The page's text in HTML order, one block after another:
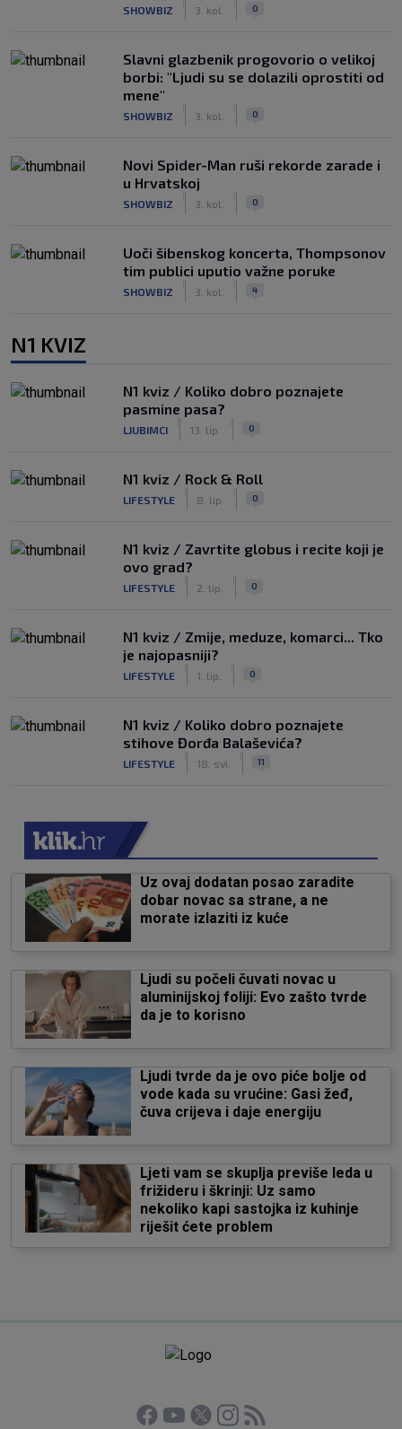
SHOWBIZ 3. kol. 0
Slavni glazbenik progovorio o velikoj
borbi: "Ljudi su se dolazili oprostiti od
mene"
SHOWBIZ 3. kol. 0
Novi Spider-Man ruši rekorde zarade i
u Hrvatskoj
SHOWBIZ 3. kol. 0
Uoči šibenskog koncerta, Thompsonov
tim publici uputio važne poruke
SHOWBIZ 3. kol. 4
N1 KVIZ
N1 kviz / Koliko dobro poznajete
pasmine pasa?
LJUBIMCI 13. lip. 0
N1 kviz / Rock & Roll
LIFESTYLE 8. lip. 0
N1 kviz / Zavrtite globus i recite koji je
ovo grad?
LIFESTYLE 2. lip. 0
N1 kviz / Zmije, meduze, komarci... Tko
je najopasniji?
LIFESTYLE 1. lip. 0
N1 kviz / Koliko dobro poznajete
stihove Đorđa Balaševića?
LIFESTYLE 18. svi. 11
Uz ovaj dodatan posao zaradite
dobar novac sa strane, a ne
morate izlaziti iz kuće
Ljudi su počeli čuvati novac u
aluminijskoj foliji: Evo zašto tvrde
da je to korisno
Ljudi tvrde da je ovo piće bolje od
vode kada su vrućine: Gasi žeđ,
čuva crijeva i daje energiju
Ljeti vam se skuplja previše leda u
frižideru i škrinji: Uz samo
nekoliko kapi sastojka iz kuhinje
riješit ćete problem